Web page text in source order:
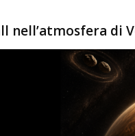
nell’atmosfera di